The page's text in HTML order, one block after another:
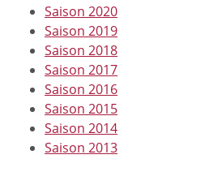
Saison 2020
Saison 2019
Saison 2018
Saison 2017
Saison 2016
Saison 2015
Saison 2014
Saison 2013